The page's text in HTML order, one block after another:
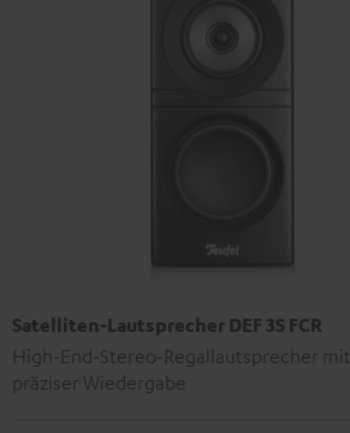
Satelliten-Lautsprecher DEF 3S FCR
High-End-Stereo-Regallautsprecher
präziser Wiedergabe